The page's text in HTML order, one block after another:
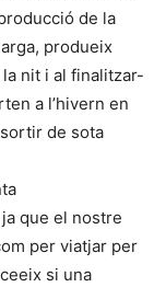
de la
produeix
nit i al finalitzar-
a l’hivern en
de sota
que el nostre
per viatjar per
si una